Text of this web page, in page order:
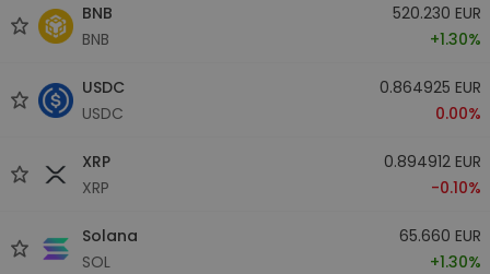
BNB
BNB
520.230 EUR
+1.30%
USDC
USDC
0.864925 EUR
0.00%
XRP
XRP
0.894912 EUR
-0.10%
Solana
SOL
65.660 EUR
+1.30%